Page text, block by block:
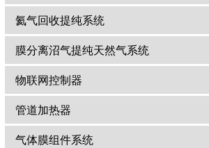
氦气回收提纯系统
膜分离沼气提纯天然气系统
物联网控制器
管道加热器
气体膜组件系统